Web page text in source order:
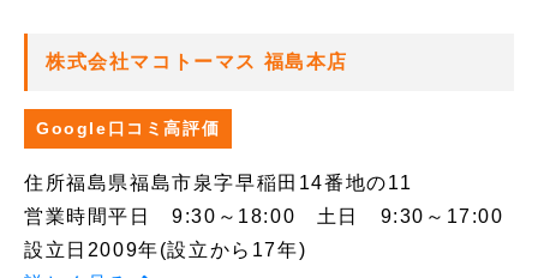
株式会社マコトーマス 福島本店
Google口コミ高評価
住所福島県福島市泉字早稲田14番地の11
営業時間平日 9:30～18:00 土日 9:30～17:00
設立日 2009年(設立から17年)